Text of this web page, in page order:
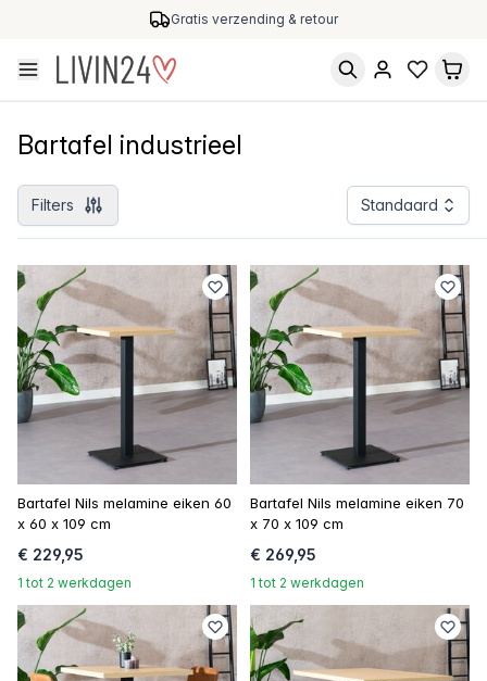
Gratis verzending & retour
Bartafel industrieel
Filters Standaard
Bartafel Nils melamine eiken 60
x 60 x 109 cm
€ 229,95
1 tot 2 werkdagen
Bartafel Nils melamine eiken 70
x 70 x 109 cm
€ 269,95
1 tot 2 werkdagen